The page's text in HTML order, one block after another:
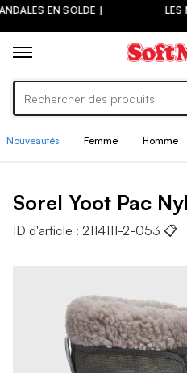
LES NOUVEAUTÉS DE LA
Nouveautés Femme Homme
Sorel Yoot Pac
ID d'article : 2114111-2-053 📋